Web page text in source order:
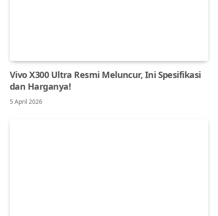
Vivo X300 Ultra Resmi Meluncur, Ini Spesifikasi
dan Harganya!
5 April 2026